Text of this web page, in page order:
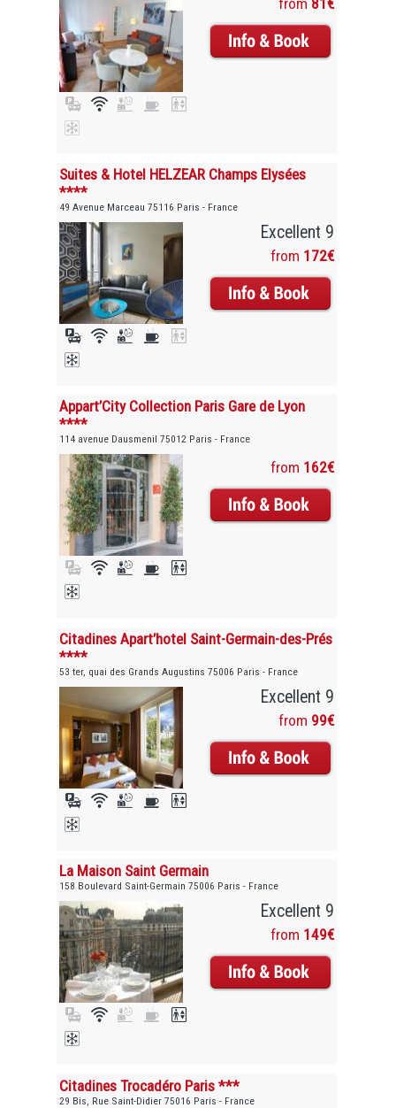
Suites & Hotel HELZEAR Champs Elysées
****
49 Avenue Marceau 75116 Paris - France
Excellent 9
from 172€
Appart’City Collection Paris Gare de Lyon
****
114 avenue Dausmenil 75012 Paris - France
from 162€
Citadines Apart’hotel Saint-Germain-des-Prés
****
53 ter, quai des Grands Augustins 75006 Paris - France
Excellent 9
from 99€
La Maison Saint Germain
158 Boulevard Saint-Germain 75006 Paris - France
Excellent 9
from 149€
Citadines Trocadéro Paris ***
29 Bis, Rue Saint-Didier 75016 Paris - France